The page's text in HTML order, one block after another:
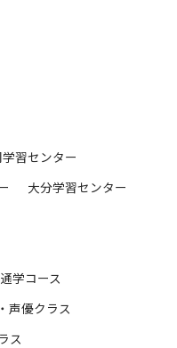
習センター
大分学習センター
通学コース
声優クラス
ス